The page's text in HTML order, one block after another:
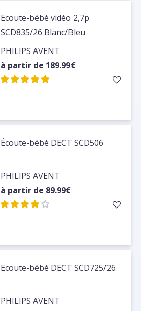
Ecoute-bébé vidéo 2,7p
SCD835/26 Blanc/Bleu
PHILIPS AVENT
à partir de 189.99€
Écoute-bébé DECT SCD506
PHILIPS AVENT
à partir de 89.99€
Ecoute-bébé DECT SCD725/26
PHILIPS AVENT